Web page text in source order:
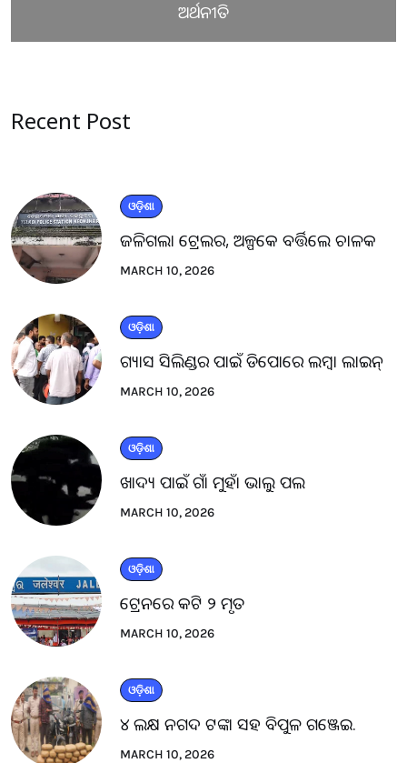
ଅର୍ଥନୀତି
Recent Post
ଓଡ଼ିଶା
ଜଳିଗଲା ଟ୍ରେଲର, ଅଳ୍ପକେ ବର୍ତ୍ତିଲେ ଚାଳକ
MARCH 10, 2026
ଓଡ଼ିଶା
ଗ୍ୟାସ ସିଲିଣ୍ଡର ପାଇଁ ଡିପୋରେ ଲମ୍ବା ଲାଇନ୍
MARCH 10, 2026
ଓଡ଼ିଶା
ଖାଦ୍ୟ ପାଇଁ ଗାଁ ମୁହାଁ ଭାଲୁ ପଲ
MARCH 10, 2026
ଓଡ଼ିଶା
ଟ୍ରେନରେ କଟି ୨ ମୃତ
MARCH 10, 2026
ଓଡ଼ିଶା
୪ ଲକ୍ଷ ନଗଦ ଟଙ୍କା ସହ ବିପୁଳ ଗଞ୍ଜେଇ.
MARCH 10, 2026